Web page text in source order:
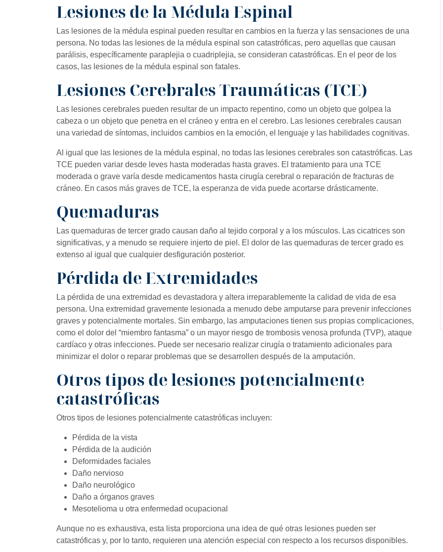
Lesiones de la Médula Espinal
Las lesiones de la médula espinal pueden resultar en cambios en la fuerza y las sensaciones de una
persona. No todas las lesiones de la médula espinal son catastróficas, pero aquellas que causan
parálisis, específicamente paraplejia o cuadriplejia, se consideran catastróficas. En el peor de los
casos, las lesiones de la médula espinal son fatales.
Lesiones Cerebrales Traumáticas (TCE)
Las lesiones cerebrales pueden resultar de un impacto repentino, como un objeto que golpea la
cabeza o un objeto que penetra en el cráneo y entra en el cerebro. Las lesiones cerebrales causan
una variedad de síntomas, incluidos cambios en la emoción, el lenguaje y las habilidades cognitivas.
Al igual que las lesiones de la médula espinal, no todas las lesiones cerebrales son catastróficas. Las
TCE pueden variar desde leves hasta moderadas hasta graves. El tratamiento para una TCE
moderada o grave varía desde medicamentos hasta cirugía cerebral o reparación de fracturas de
cráneo. En casos más graves de TCE, la esperanza de vida puede acortarse drásticamente.
Quemaduras
Las quemaduras de tercer grado causan daño al tejido corporal y a los músculos. Las cicatrices son
significativas, y a menudo se requiere injerto de piel. El dolor de las quemaduras de tercer grado es
extenso al igual que cualquier desfiguración posterior.
Pérdida de Extremidades
La pérdida de una extremidad es devastadora y altera irreparablemente la calidad de vida de esa
persona. Una extremidad gravemente lesionada a menudo debe amputarse para prevenir infecciones
graves y potencialmente mortales. Sin embargo, las amputaciones tienen sus propias complicaciones,
como el dolor del “miembro fantasma” o un mayor riesgo de trombosis venosa profunda (TVP), ataque
cardíaco y otras infecciones. Puede ser necesario realizar cirugía o tratamiento adicionales para
minimizar el dolor o reparar problemas que se desarrollen después de la amputación.
Otros tipos de lesiones potencialmente
catastróficas
Otros tipos de lesiones potencialmente catastróficas incluyen:
Pérdida de la vista
Pérdida de la audición
Deformidades faciales
Daño nervioso
Daño neurológico
Daño a órganos graves
Mesotelioma u otra enfermedad ocupacional
Aunque no es exhaustiva, esta lista proporciona una idea de qué otras lesiones pueden ser
catastróficas y, por lo tanto, requieren una atención especial con respecto a los recursos disponibles.